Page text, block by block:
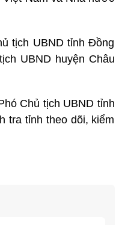
tịch UBND tỉnh Đồng
UBND huyện Châu
Chủ tịch UBND tỉnh
tra tỉnh theo dõi, kiểm